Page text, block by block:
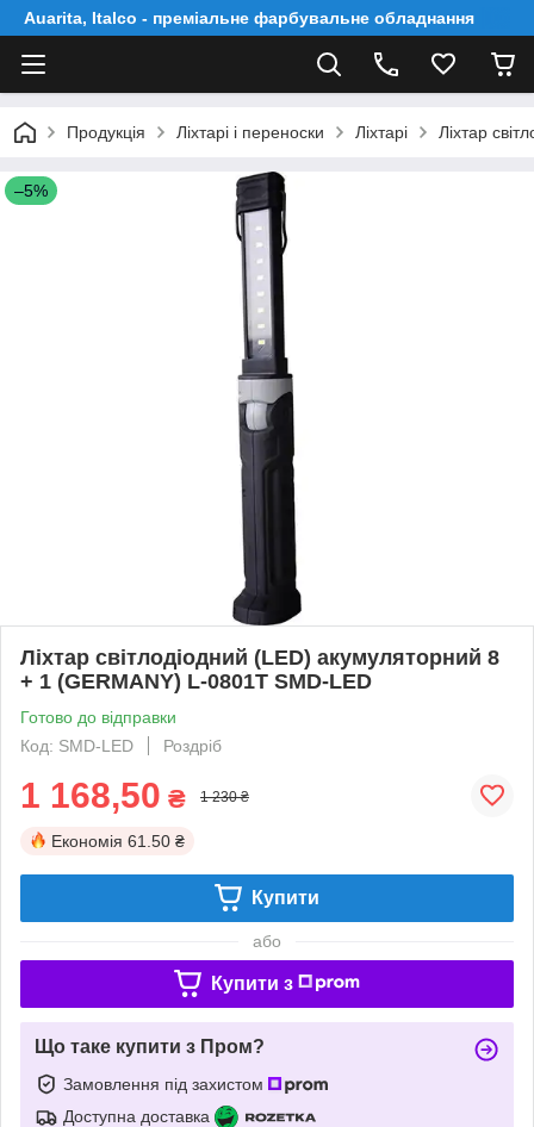
Auarita, Italco - преміальне фарбувальне обладнання
Продукція Ліxтapі і пepeнocки Ліхтарі Ліxтap
–5%
Ліxтap cвітлoдіoдний (LED) aкумулятopний 8
+ 1 (GERMANY) L-0801T SMD-LED
Готово до відправки
Код: SMD-LED
Роздріб
1 168,50 ₴ 1 230 ₴
Економія 61.50 ₴
Купити
або
Купити з
Що таке купити з Пром?
Замовлення під захистом
Доступна доставка